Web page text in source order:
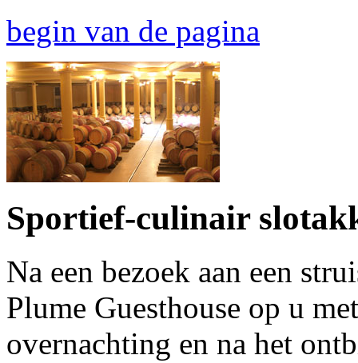
begin van de pagina
Sportief-culinair
Na een bezoek aan een
Plume Guesthouse op u
overnachting en na het